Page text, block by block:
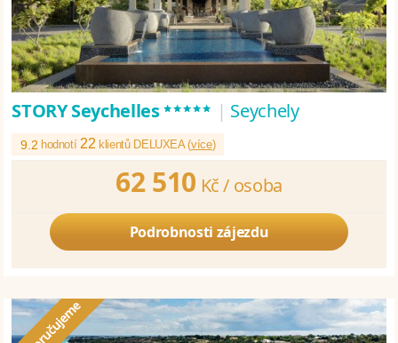
STORY Seychelles***** | Seychely
9.2 hodnotí22 klientů DELUXEA (více)
62 510 Kč / osoba
Podrobnosti zájezdu